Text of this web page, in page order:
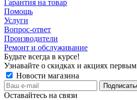
Гарантия на товар
Помощь
Услуги
Вопрос-ответ
Производители
Ремонт и обслуживание
Будьте всегда в курсе!
Узнавайте о скидках и акциях первым
Новости магазина
Оставайтесь на связи